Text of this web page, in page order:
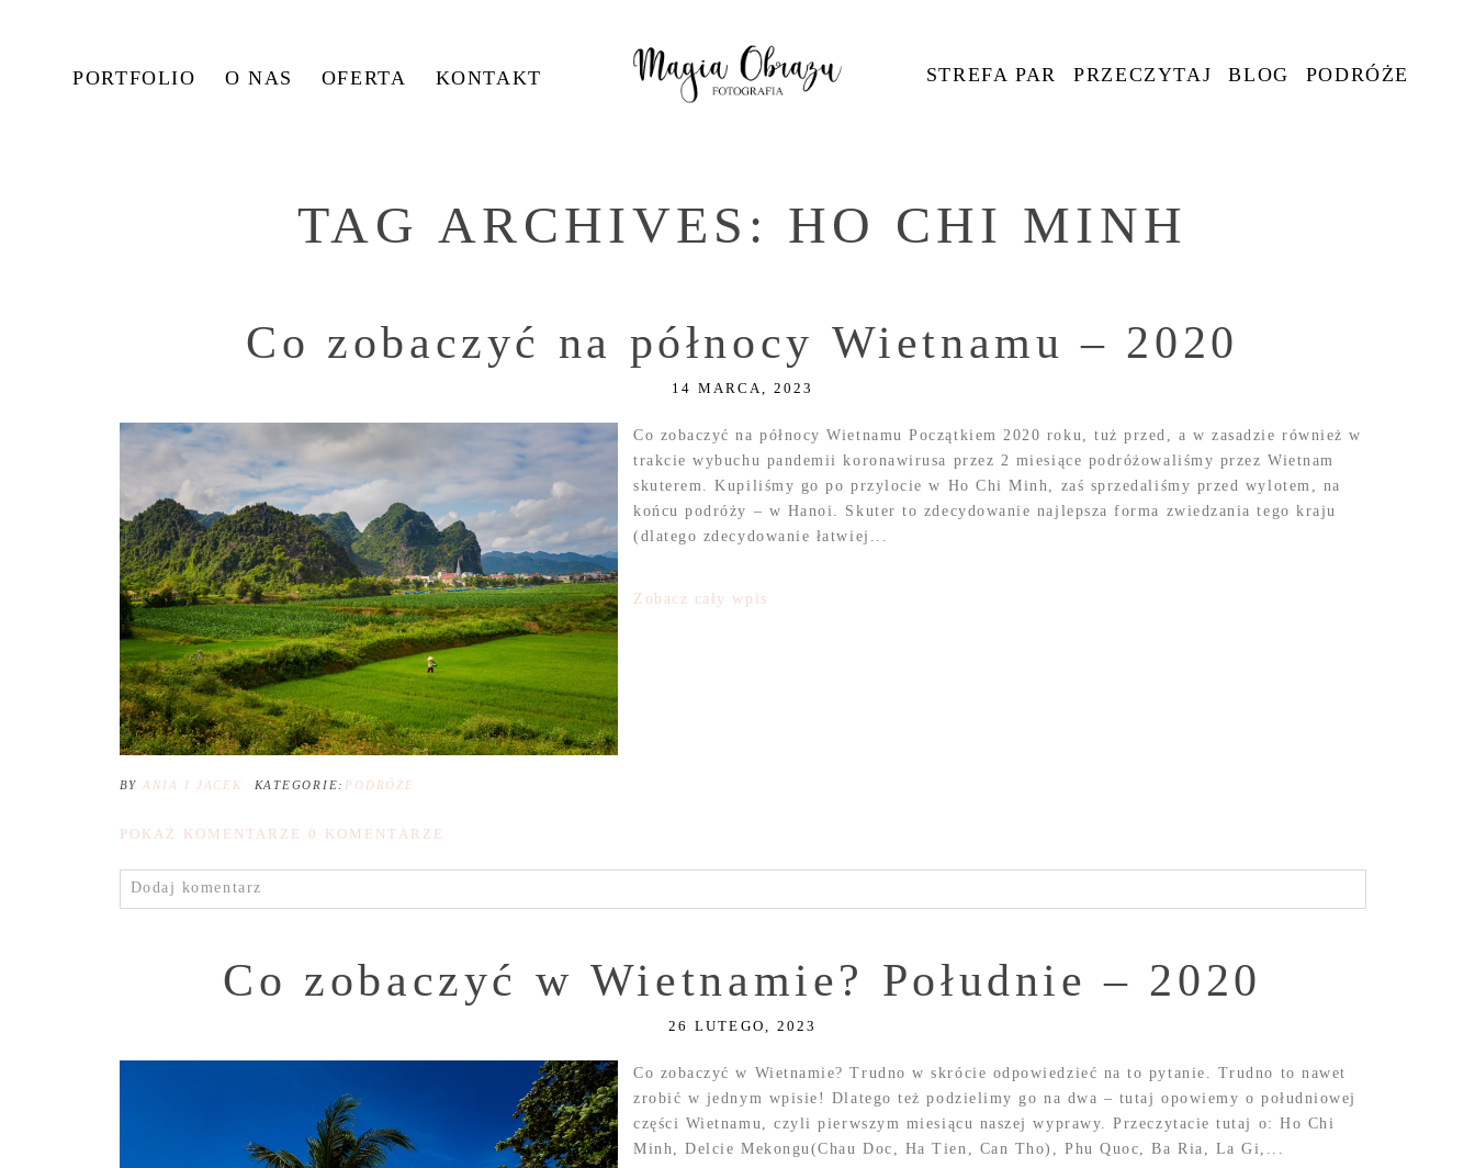
PORTFOLIO O NAS OFERTA KONTAKT STREFA PAR PRZECZYTAJ BLOG PODRÓŻE
TAG ARCHIVES: HO CHI MINH
Co zobaczyć na północy Wietnamu – 2020
14 MARCA, 2023
Co zobaczyć na północy Wietnamu Początkiem 2020 roku, tuż przed, a w zasadzie również w
trakcie wybuchu pandemii koronawirusa przez 2 miesiące podróżowaliśmy przez Wietnam
skuterem. Kupiliśmy go po przylocie w Ho Chi Minh, zaś sprzedaliśmy przed wylotem, na
końcu podróży – w Hanoi. Skuter to zdecydowanie najlepsza forma zwiedzania tego kraju
(dlatego zdecydowanie łatwiej...
Zobacz cały wpis
BY ANIA I JACEK KATEGORIE: PODRÓŻE
POKAŻ KOMENTARZE 0 KOMENTARZE
Dodaj komentarz
Co zobaczyć w Wietnamie? Południe – 2020
26 LUTEGO, 2023
Co zobaczyć w Wietnamie? Trudno w skrócie odpowiedzieć na to pytanie. Trudno to nawet
zrobić w jednym wpisie! Dlatego też podzielimy go na dwa – tutaj opowiemy o południowej
części Wietnamu, czyli pierwszym miesiącu naszej wyprawy. Przeczytacie tutaj o: Ho Chi
Minh, Delcie Mekongu(Chau Doc, Ha Tien, Can Tho), Phu Quoc, Ba Ria, La Gi,...